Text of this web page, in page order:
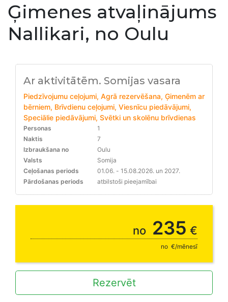
Ģimenes atvaļinājums
Nallikari, no Oulu
Ar aktivitātēm. Somijas vasara
Piedzīvojumu ceļojumi, Agrā rezervēšana, Ģimenēm ar
bērniem, Brīvdienu ceļojumi, Viesnīcu piedāvājumi,
Speciālie piedāvājumi, Svētki un skolēnu brīvdienas
Personas
1
Naktis
7
Izbraukšana no
Oulu
Valsts
Somija
Ceļošanas periods
01.06. - 15.08.2026. un 2027.
Pārdošanas periods
atbilstoši pieejamībai
no 235 €
no €/mēnesī
Rezervēt